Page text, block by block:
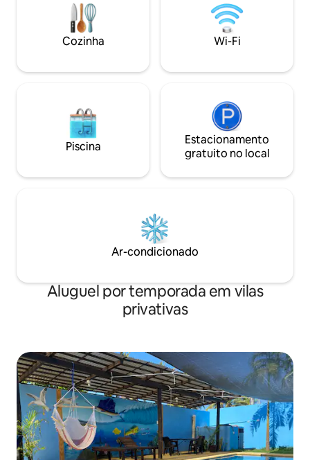
Estrada, uma designer de interiores
experiente. Abra a casa inteira para
receber os sons relaxantes e desfrutar
da beleza ao redor.
para 8 veículos. Perto de manguezais,
tartarugas, zona
e casas noturnas
Cozinha Wi-Fi
Piscina
Estacionamento
gratuito no local
Ar-condicionado
Aluguel por temporada em vilas
privativas